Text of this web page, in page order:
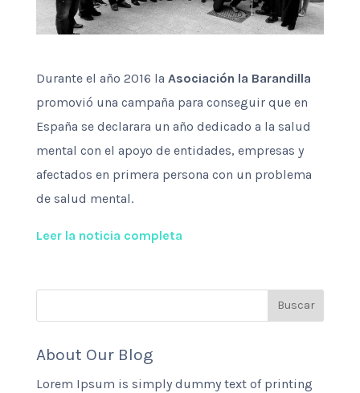
Durante el año 2016 la Asociación la Barandilla
promovió una campaña para conseguir que en
España se declarara un año dedicado a la salud
mental con el apoyo de entidades, empresas y
afectados en primera persona con un problema
de salud mental.
Leer la noticia completa
About Our Blog
Lorem Ipsum is simply dummy text of printing